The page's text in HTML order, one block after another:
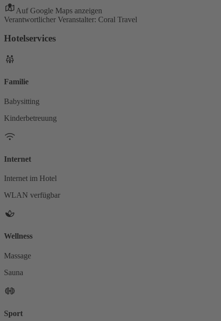
Auf Google Maps anzeigen
Verantwortlicher Veranstalter: Coral Travel
Hotelservices
Familie
Babysitting
Kinderbetreuung
Internet
Internet im Hotel
WLAN verfügbar
Wellness
Massage
Sauna
Sport